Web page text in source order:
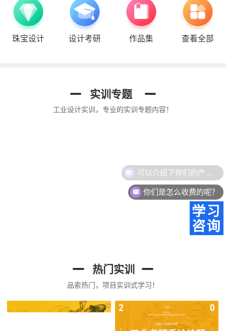
珠宝设计 设计考研 作品集 查看全部
实训专题
工业设计实训，专业的实训专题内容！
热门实训
品索热门，项目实训式学习！
你们是怎么收费的呢？